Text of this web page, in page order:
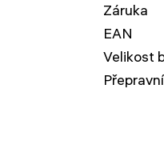
Záruka
EAN
Velikost